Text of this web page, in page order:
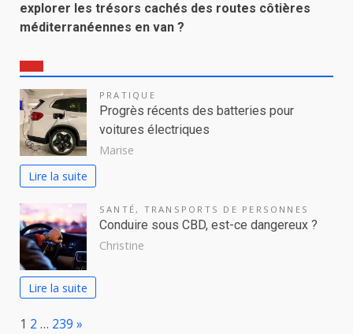
explorer les trésors cachés des routes côtières
méditerranéennes en van ?
PRATIQUE
Progrès récents des batteries pour
voitures électriques
Marise
Lire la suite
SANTÉ , TRANSPORTS DE PERSONNES
Conduire sous CBD, est-ce dangereux ?
Christine
Lire la suite
Page:
1 2 … 239 Next
»